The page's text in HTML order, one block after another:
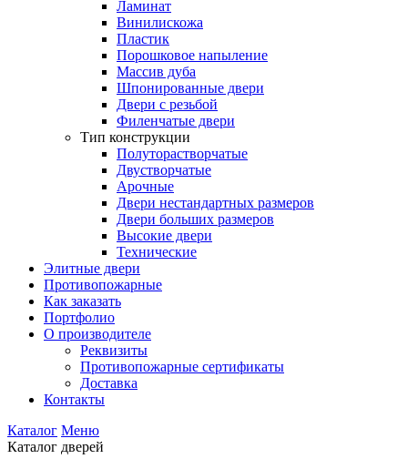
Ламинат
Винилискожа
Пластик
Порошковое напыление
Массив дуба
Шпонированные двери
Двери с резьбой
Филенчатые двери
Тип конструкции
Полуторастворчатые
Двустворчатые
Арочные
Двери нестандартных размеров
Двери больших размеров
Высокие двери
Технические
Элитные двери
Противопожарные
Как заказать
Портфолио
О производителе
Реквизиты
Противопожарные сертификаты
Доставка
Контакты
Каталог Меню
Каталог дверей